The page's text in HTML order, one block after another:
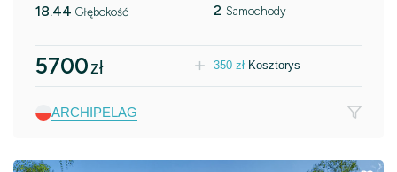
18.44 Głębokość 2 Samochody
5700zł 350 zł Kosztorys
ARCHIPELAG